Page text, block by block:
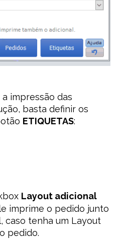
impressão das
basta definir os
ETIQUETAS:
Layout adicional
imprime o pedido junto
caso tenha um Layout
pedido.